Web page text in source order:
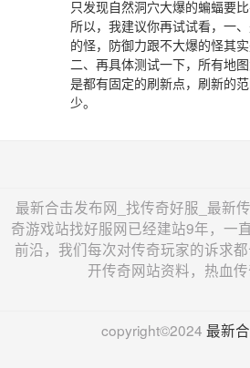
只发现自然洞穴大爆的蝙蝠要比
所以，我建议你再试试看，一
的怪，防御力跟不大爆的怪其实
二、再具体测试一下，所有地
是都有固定的刷新点，刷新的
少。
最新合击发布网_找传奇好服_最新
奇游戏站找好服网已经建站9年，一
前沿，我们每次对传奇玩家的诉求
开传奇网站资料，热血传
copyright©2024 最新